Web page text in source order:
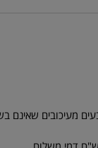
מעיכובים שאינם